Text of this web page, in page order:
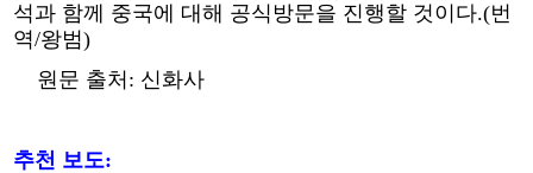
석과 함께 중국에 대해 공식방문을 진행할 것이다.(번
역/왕범)
원문 출처: 신화사
추천 보도: